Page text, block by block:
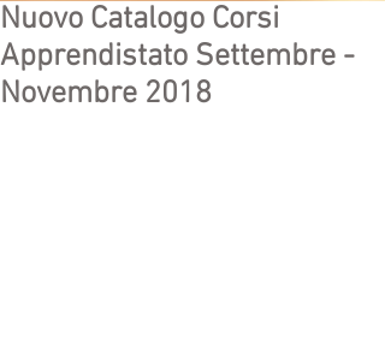
Nuovo Catalogo Corsi
Apprendistato Settembre -
Novembre 2018